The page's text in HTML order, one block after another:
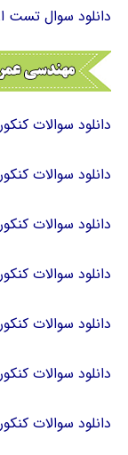
دانلود سوال تست
دانلود سوالات کنکور
دانلود سوالات کنکور
دانلود سوالات کنکور
دانلود سوالات کنکور
دانلود سوالات کنکور
دانلود سوالات کنکور
دانلود سوالات کنکور